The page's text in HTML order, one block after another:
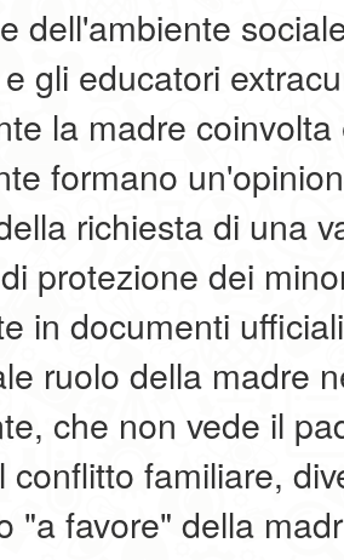
dell'ambiente
gli educatori
la madre
formano
richiesta di una
protezione dei
in documenti
ruolo della madre
che non vede il
conflitto familiare,
"a favore" della